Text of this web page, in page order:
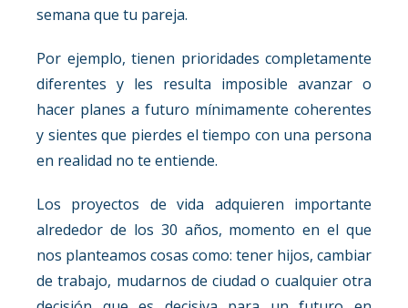
semana que tu pareja.
Por ejemplo, tienen prioridades completamente
diferentes y les resulta imposible avanzar o
hacer planes a futuro mínimamente coherentes
y sientes que pierdes el tiempo con una persona
en realidad no te entiende.
Los proyectos de vida adquieren importante
alrededor de los 30 años, momento en el que
nos planteamos cosas como: tener hijos, cambiar
de trabajo, mudarnos de ciudad o cualquier otra